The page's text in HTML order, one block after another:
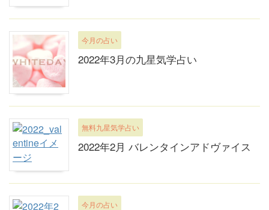
今月の占い
2022年3月の九星気学占い
無料九星気学占い
2022年2月 バレンタインアドヴァイス
今月の占い